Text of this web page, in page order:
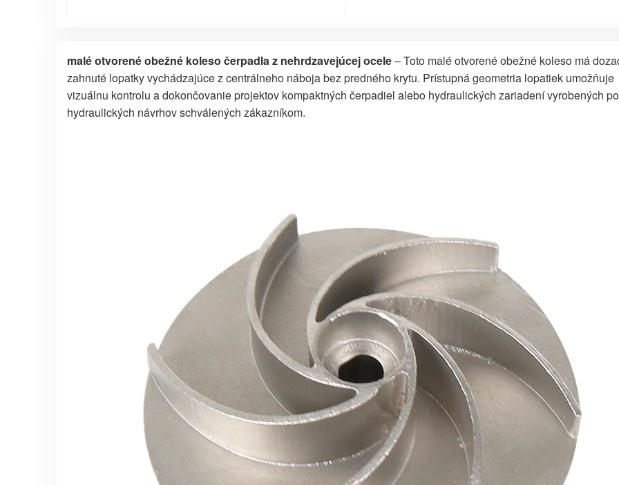
malé otvorené obežné koleso čerpadla z nehrdzavejúcej ocele– Toto malé otvorené obežné koleso má
zahnuté lopatky vychádzajúce z centrálneho náboja bez predného krytu. Prístupná geometria lopatiek umožňuje
vizuálnu kontrolu a dokončovanie projektov kompaktných čerpadiel alebo hydraulických zariadení vyrobených
hydraulických návrhov schválených zákazníkom.